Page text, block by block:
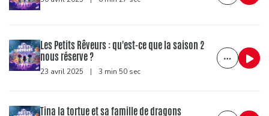
Les Petits Rêveurs : qu'est-ce que la saison 2
nous réserve ?
23 avril 2025 | 3 min 50 sec
Tina la tortue et sa famille de dragons